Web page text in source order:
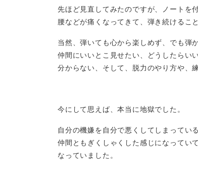
先ほど見直してみたのですが、ノートを
腰などが痛くなってきて、弾き続けるこ
当然、弾いても心から楽しめず、でも弾
仲間にいいとこ見せたい、どうしたらい
分からない、そして、脱力のやり方や、
今にして思えば、本当に地獄でした。
自分の機嫌を自分で悪くしてしまってい
仲間ともぎくしゃくした感じになってい
なっていました。